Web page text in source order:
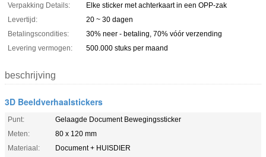
Verpakking Details:
Elke sticker met achterkaart in een OPP-zak
Levertijd:
20 ~ 30 dagen
Betalingscondities:
30% neer - betaling, 70% vóór verzending
Levering vermogen:
500.000 stuks per maand
beschrijving
3D Beeldverhaalstickers
Punt:
Gelaagde Document Bewegingssticker
Meten:
80 x 120 mm
Materiaal:
Document + HUISDIER